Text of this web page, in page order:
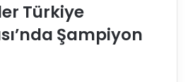
e
i
Türkiye
Şampiyon